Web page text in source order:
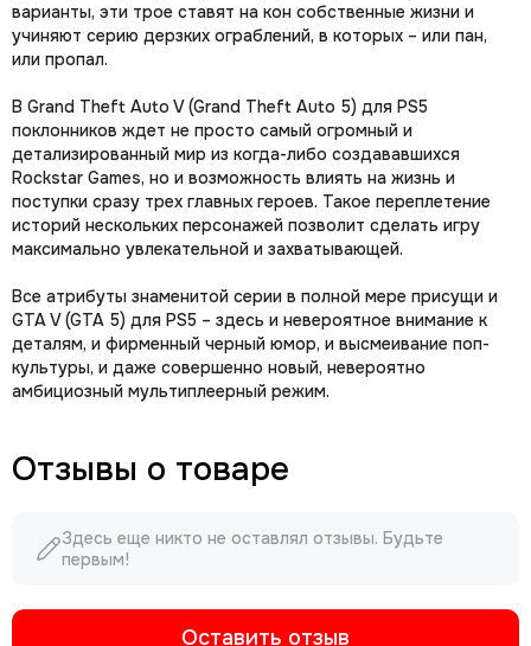
варианты, эти трое ставят на кон собственные жизни и
учиняют серию дерзких ограблений, в которых – или пан,
или пропал.
В Grand Theft Auto V (Grand Theft Auto 5) для PS5
поклонников ждет не просто самый огромный и
детализированный мир из когда-либо создававшихся
Rockstar Games, но и возможность влиять на жизнь и
поступки сразу трех главных героев. Такое переплетение
историй нескольких персонажей позволит сделать игру
максимально увлекательной и захватывающей.
Все атрибуты знаменитой серии в полной мере присущи и
GTA V (GTA 5) для PS5 – здесь и невероятное внимание к
деталям, и фирменный черный юмор, и высмеивание поп-
культуры, и даже совершенно новый, невероятно
амбициозный мультиплеерный режим.
Отзывы о товаре
Здесь еще никто не оставлял отзывы. Будьте
первым!
Оставить отзыв